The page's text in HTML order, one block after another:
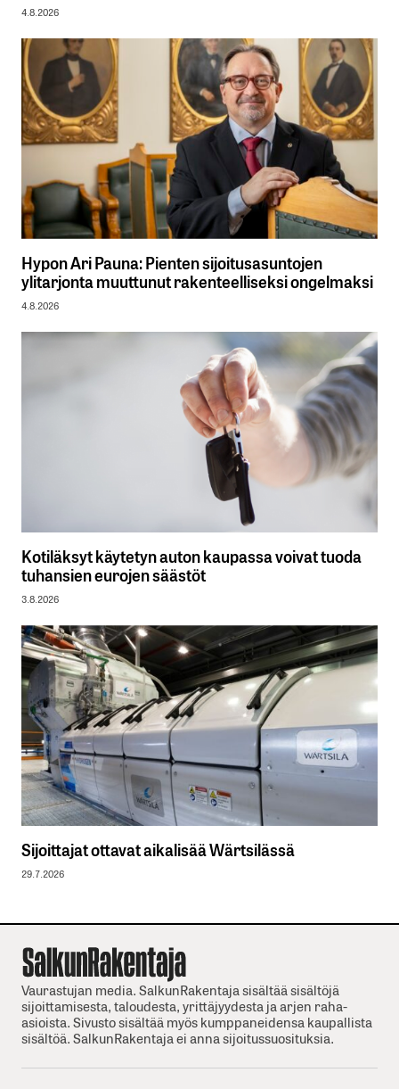
4.8.2026
Hypon Ari Pauna: Pienten sijoitusasuntojen
ylitarjonta muuttunut rakenteelliseksi ongelmaksi
4.8.2026
Kotiläksyt käytetyn auton kaupassa voivat tuoda
tuhansien eurojen säästöt
3.8.2026
Sijoittajat ottavat aikalisää Wärtsilässä
29.7.2026
Vaurastujan media. SalkunRakentaja sisältää sisältöjä
sijoittamisesta, taloudesta, yrittäjyydesta ja arjen raha-
asioista. Sivusto sisältää myös kumppaneidensa kaupallista
sisältöä. SalkunRakentaja ei anna sijoitussuosituksia.